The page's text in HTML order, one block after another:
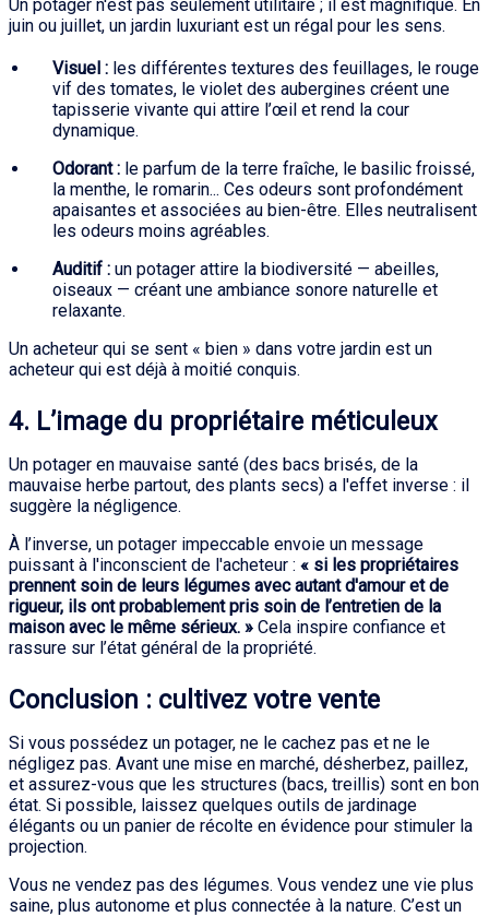
Un potager n'est pas seulement utilitaire ; il est magnifique. En
juin ou juillet, un jardin luxuriant est un régal pour les sens.
Visuel : les différentes textures des feuillages, le rouge
vif des tomates, le violet des aubergines créent une
tapisserie vivante qui attire l’œil et rend la cour
dynamique.
Odorant : le parfum de la terre fraîche, le basilic froissé,
la menthe, le romarin... Ces odeurs sont profondément
apaisantes et associées au bien-être. Elles neutralisent
les odeurs moins agréables.
Auditif : un potager attire la biodiversité — abeilles,
oiseaux — créant une ambiance sonore naturelle et
relaxante.
Un acheteur qui se sent « bien » dans votre jardin est un
acheteur qui est déjà à moitié conquis.
4. L’image du propriétaire méticuleux
Un potager en mauvaise santé (des bacs brisés, de la
mauvaise herbe partout, des plants secs) a l'effet inverse : il
suggère la négligence.
À l’inverse, un potager impeccable envoie un message
puissant à l'inconscient de l'acheteur : « si les propriétaires
prennent soin de leurs légumes avec autant d'amour et de
rigueur, ils ont probablement pris soin de l’entretien de la
maison avec le même sérieux. » Cela inspire confiance et
rassure sur l’état général de la propriété.
Conclusion : cultivez votre vente
Si vous possédez un potager, ne le cachez pas et ne le
négligez pas. Avant une mise en marché, désherbez, paillez,
et assurez-vous que les structures (bacs, treillis) sont en bon
état. Si possible, laissez quelques outils de jardinage
élégants ou un panier de récolte en évidence pour stimuler la
projection.
Vous ne vendez pas des légumes. Vous vendez une vie plus
saine, plus autonome et plus connectée à la nature. C’est un